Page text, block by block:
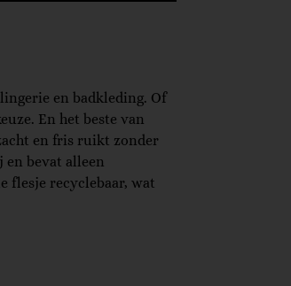
en badkleding. Of
En het beste van
en fris ruikt zonder
bevat alleen
flesje recyclebaar, wat